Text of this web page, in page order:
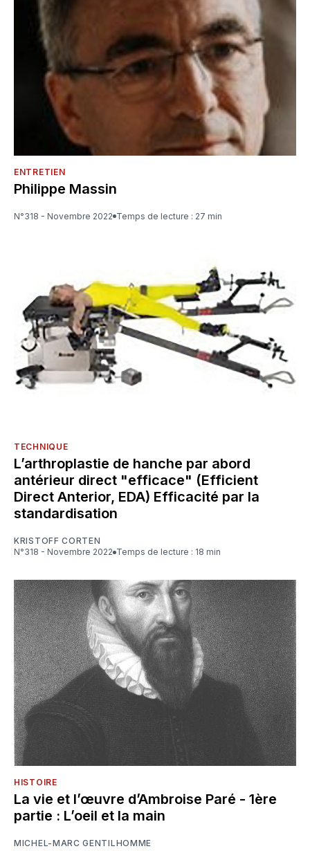
ENTRETIEN
Philippe Massin
N°318 - Novembre 2022 Temps de lecture : 27 min
TECHNIQUE
L’arthroplastie de hanche par abord
antérieur direct "efficace" (Efficient
Direct Anterior, EDA) Efficacité par la
standardisation
KRISTOFF CORTEN
N°318 - Novembre 2022
Temps de lecture : 18 min
HISTOIRE
La vie et l’œuvre d’Ambroise Paré - 1ère
partie : L’oeil et la main
MICHEL-MARC GENTILHOMME